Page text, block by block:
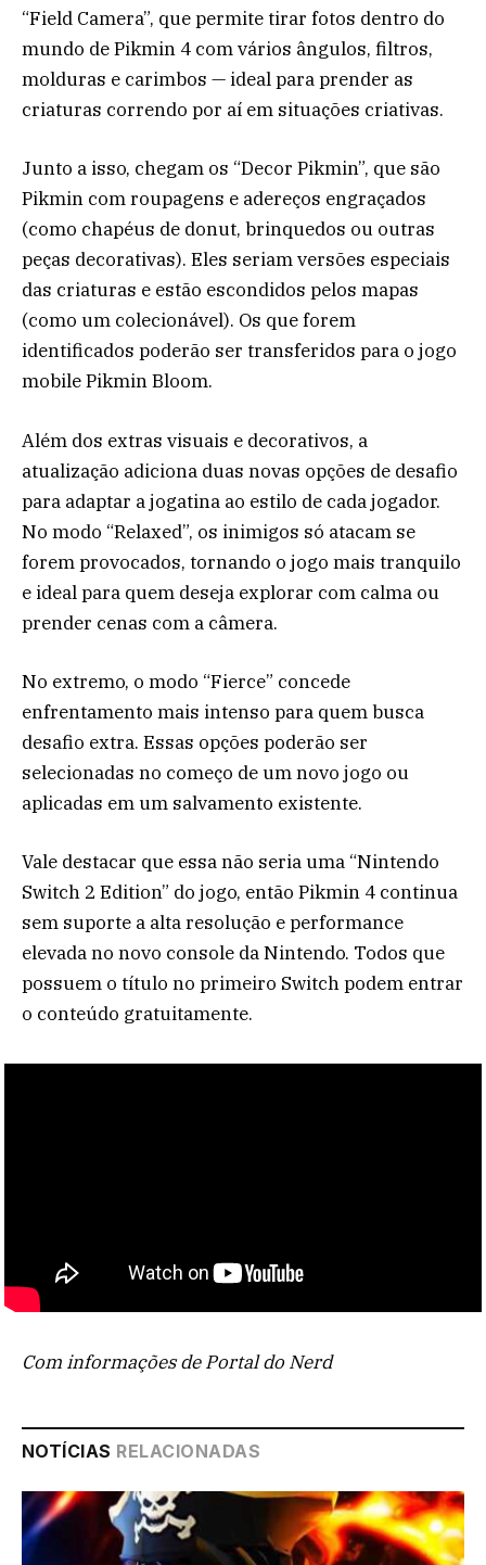
“Field Camera”, que permite tirar fotos dentro do
mundo de Pikmin 4 com vários ângulos, filtros,
molduras e carimbos — ideal para prender as
criaturas correndo por aí em situações criativas.
Junto a isso, chegam os “Decor Pikmin”, que são
Pikmin com roupagens e adereços engraçados
(como chapéus de donut, brinquedos ou outras
peças decorativas). Eles seriam versões especiais
das criaturas e estão escondidos pelos mapas
(como um colecionável). Os que forem
identificados poderão ser transferidos para o jogo
mobile Pikmin Bloom.
Além dos extras visuais e decorativos, a
atualização adiciona duas novas opções de desafio
para adaptar a jogatina ao estilo de cada jogador.
No modo “Relaxed”, os inimigos só atacam se
forem provocados, tornando o jogo mais tranquilo
e ideal para quem deseja explorar com calma ou
prender cenas com a câmera.
No extremo, o modo “Fierce” concede
enfrentamento mais intenso para quem busca
desafio extra. Essas opções poderão ser
selecionadas no começo de um novo jogo ou
aplicadas em um salvamento existente.
Vale destacar que essa não seria uma “Nintendo
Switch 2 Edition” do jogo, então Pikmin 4 continua
sem suporte a alta resolução e performance
elevada no novo console da Nintendo. Todos que
possuem o título no primeiro Switch podem entrar
o conteúdo gratuitamente.
Com informações de Portal do Nerd
NOTÍCIAS RELACIONADAS